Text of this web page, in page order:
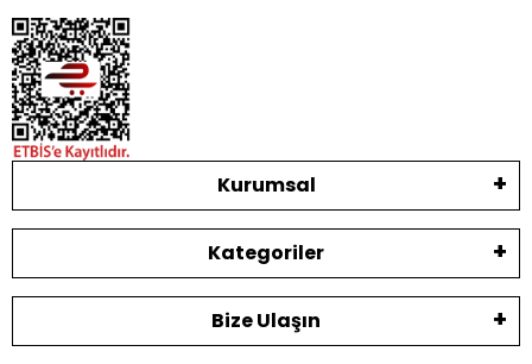
Kurumsal
Kategoriler
Bize Ulaşın